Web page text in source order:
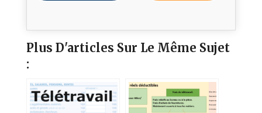
Plus D'articles Sur Le Même Sujet
: